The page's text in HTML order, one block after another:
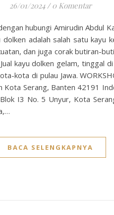
26/01/2024 / 0 Komentar
hubungi Amirudin Abdul
adalah salah satu kayu
dan juga corak butiran-
kayu dolken gelam, tinggal
kota di pulau Jawa.
Serang, Banten 42191
I3 No. 5 Unyur, Kota
BACA SELENGKAPNYA